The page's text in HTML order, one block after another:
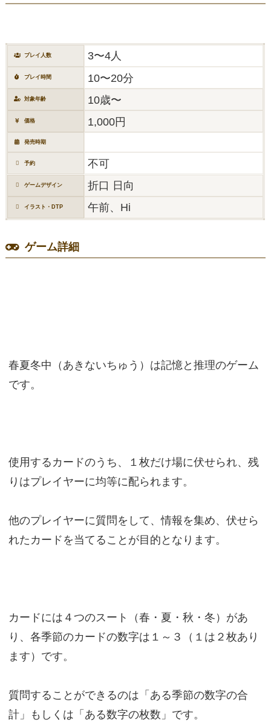
プレイ人数 3〜4人
プレイ時間 10〜20分
対象年齢 10歳〜
価格 1,000円
発売時期
予約 不可
ゲームデザイン 折口 日向
イラスト・DTP 午前、Hi
ゲーム詳細
春夏冬中（あきないちゅう）は記憶と推理のゲーム
です。
使用するカードのうち、１枚だけ場に伏せられ、残
りはプレイヤーに均等に配られます。
他のプレイヤーに質問をして、情報を集め、伏せら
れたカードを当てることが目的となります。
カードには４つのスート（春・夏・秋・冬）があ
り、各季節のカードの数字は１～３（１は２枚あり
ます）です。
質問することができるのは「ある季節の数字の合
計」もしくは「ある数字の枚数」です。